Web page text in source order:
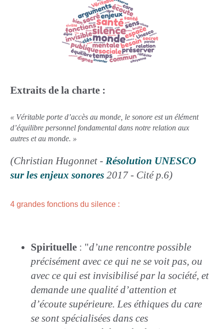
Extraits de la charte :
« Véritable porte d’accès au monde, le sonore est un élément
d’équilibre personnel fondamental dans notre relation aux
autres et au monde. »
(Christian Hugonnet - Résolution UNESCO
sur les enjeux sonores 2017 - Cité p.6)
4 grandes fonctions du silence :
Spirituelle : "d’une rencontre possible
précisément avec ce qui ne se voit pas, ou
avec ce qui est invisibilisé par la société, et
demande une qualité d’attention et
d’écoute supérieure. Les éthiques du care
se sont spécialisées dans ces